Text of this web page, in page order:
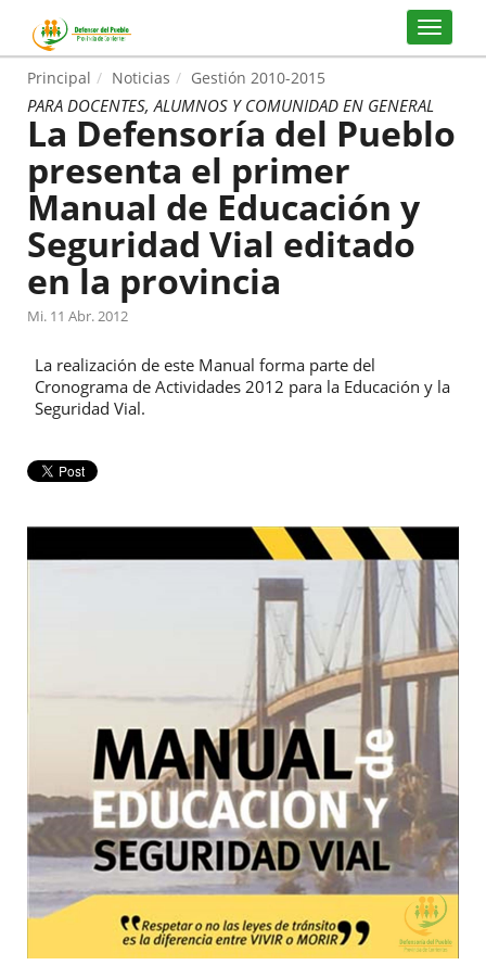
Principal Noticias Gestión 2010-2015
PARA DOCENTES, ALUMNOS Y COMUNIDAD EN GENERAL
La Defensoría del Pueblo
presenta el primer
Manual de Educación y
Seguridad Vial editado
en la provincia
Mi. 11 Abr. 2012
La realización de este Manual forma parte del
Cronograma de Actividades 2012 para la Educación y la
Seguridad Vial.